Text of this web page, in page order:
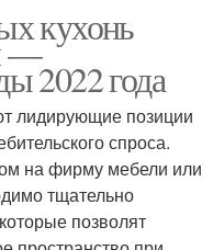
кухонь
—
2022 года
лидирующие позиции
спроса.
на фирму мебели или
тщательно
позволят